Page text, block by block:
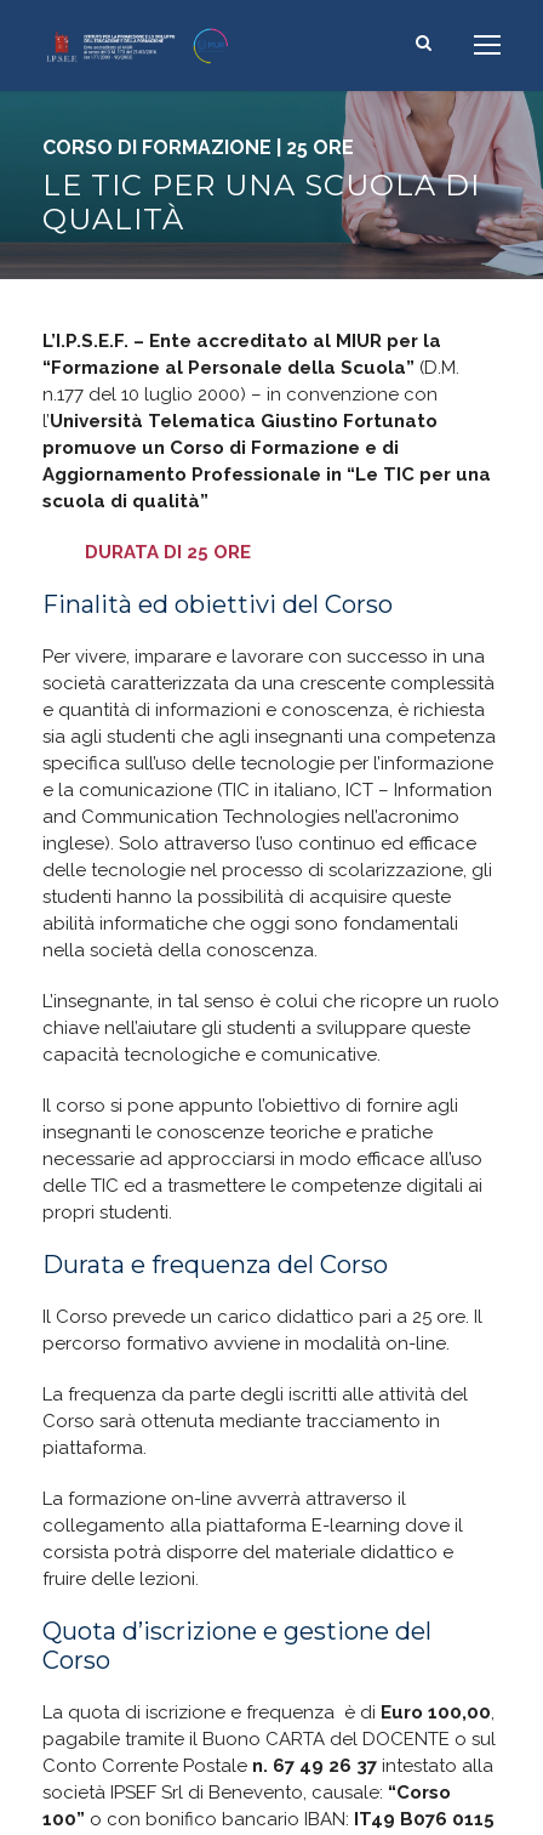
CORSO DI FORMAZIONE | 25 ORE
LE TIC PER UNA SCUOLA DI
QUALITÀ
L’I.P.S.E.F. – Ente accreditato al MIUR per la
“Formazione al Personale della Scuola” (D.M.
n.177 del 10 luglio 2000) – in convenzione con
l’Università Telematica Giustino Fortunato
promuove un Corso di Formazione e di
Aggiornamento Professionale in “Le TIC per una
scuola di qualità”
DURATA DI 25 ORE
Finalità ed obiettivi del Corso
Per vivere, imparare e lavorare con successo in una
società caratterizzata da una crescente complessità
e quantità di informazioni e conoscenza, è richiesta
sia agli studenti che agli insegnanti una competenza
specifica sull’uso delle tecnologie per l’informazione
e la comunicazione (TIC in italiano, ICT – Information
and Communication Technologies nell’acronimo
inglese). Solo attraverso l’uso continuo ed efficace
delle tecnologie nel processo di scolarizzazione, gli
studenti hanno la possibilità di acquisire queste
abilità informatiche che oggi sono fondamentali
nella società della conoscenza.
L’insegnante, in tal senso è colui che ricopre un ruolo
chiave nell’aiutare gli studenti a sviluppare queste
capacità tecnologiche e comunicative.
Il corso si pone appunto l’obiettivo di fornire agli
insegnanti le conoscenze teoriche e pratiche
necessarie ad approcciarsi in modo efficace all’uso
delle TIC ed a trasmettere le competenze digitali ai
propri studenti.
Durata e frequenza del Corso
Il Corso prevede un carico didattico pari a 25 ore. Il
percorso formativo avviene in modalità on-line.
La frequenza da parte degli iscritti alle attività del
Corso sarà ottenuta mediante tracciamento in
piattaforma.
La formazione on-line avverrà attraverso il
collegamento alla piattaforma E-learning dove il
corsista potrà disporre del materiale didattico e
fruire delle lezioni.
Quota d’iscrizione e gestione del
Corso
La quota di iscrizione e frequenza è di Euro 100,00,
pagabile tramite il Buono CARTA del DOCENTE o sul
Conto Corrente Postale n. 67 49 26 37 intestato alla
società IPSEF Srl di Benevento, causale: “Corso
100” o con bonifico bancario IBAN: IT49 B076 0115